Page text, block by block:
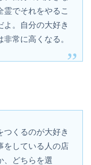
霊でそれをやるこ
よ。自分の大好き
常に高くなる。
つくるのが大好き
をしている人の店
、どちらを選